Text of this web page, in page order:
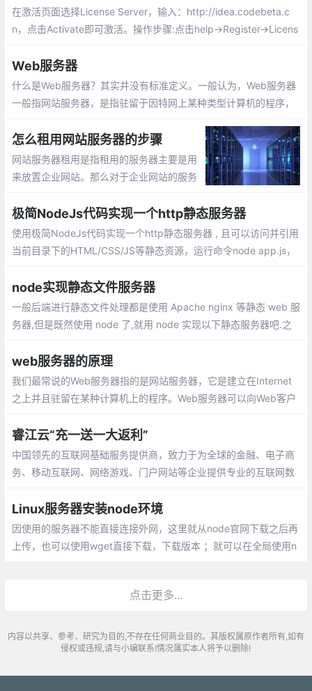
在激活页面选择License Server，输入：http://idea.codebeta.c
n，点击Activate即可激活。操作步骤:点击help→Register→Licens
Web服务器
什么是Web服务器？其实并没有标准定义。一般认为，Web服务器
一般指网站服务器，是指驻留于因特网上某种类型计算机的程序，
世界浏览
怎么租用网站服务器的步骤
网站服务器租用是指租用的服务器主要是用
来放置企业网站。那么对于企业网站的服务
我来教教大家正确选择租用网站服务器，步
骤如下：
极简NodeJs代码实现一个http静态服务器
使用极简NodeJs代码实现一个http静态服务器 , 且可以访问并引用
当前目录下的HTML/CSS/JS等静态资源，运行命令node app.js，
装；
node实现静态文件服务器
一般后端进行静态文件处理都是使用 Apache nginx 等静态 web 服
务器,但是既然使用 node 了,就用 node 实现以下静态服务器吧.之
web服务器的原理
我们最常说的Web服务器指的是网站服务器，它是建立在Internet
之上并且驻留在某种计算机上的程序。Web服务器可以向Web客户
网络应用程序都可以是Web客户端。
睿江云“充一送一大返利”
中国领先的互联网基础服务提供商，致力于为全球的金融、电子商
务、移动互联网、网络游戏、门户网站等企业提供专业的互联网数
业应用的整体解决方案，是一家在业务领域专注和专业的云计算数
据中心运营商。
Linux服务器安装node环境
因使用的服务器不能直接连接外网，这里就从node官网下载之后再
上传，也可以使用wget直接下载，下载版本 ；就可以在全局使用n
点击更多...
内容以共享、参考、研究为目的,不存在任何商业目的。其版权属原作者所有,如有
侵权或违规,请与小编联系!情况属实本人将予以删除!